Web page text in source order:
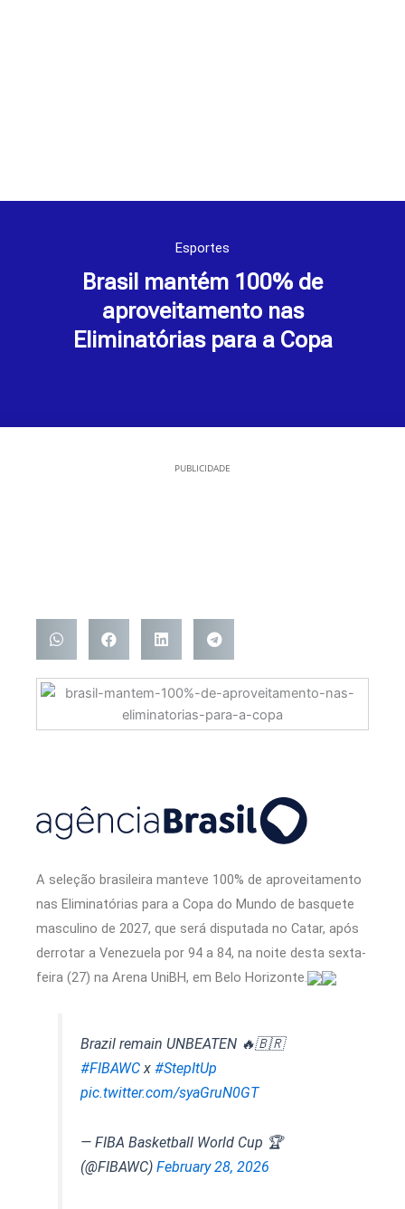
Esportes
Brasil mantém 100% de
aproveitamento nas
Eliminatórias para a Copa
PUBLICIDADE
A seleção brasileira manteve 100% de aproveitamento
nas Eliminatórias para a Copa do Mundo de basquete
masculino de 2027, que será disputada no Catar, após
derrotar a Venezuela por 94 a 84, na noite desta sexta-
feira (27) na Arena UniBH, em Belo Horizonte.
Brazil remain UNBEATEN 🔥🇧🇷
#FIBAWC x#StepItUp
pic.twitter.com/syaGruN0GT
— FIBA Basketball World Cup 🏆
(@FIBAWC)February 28, 2026